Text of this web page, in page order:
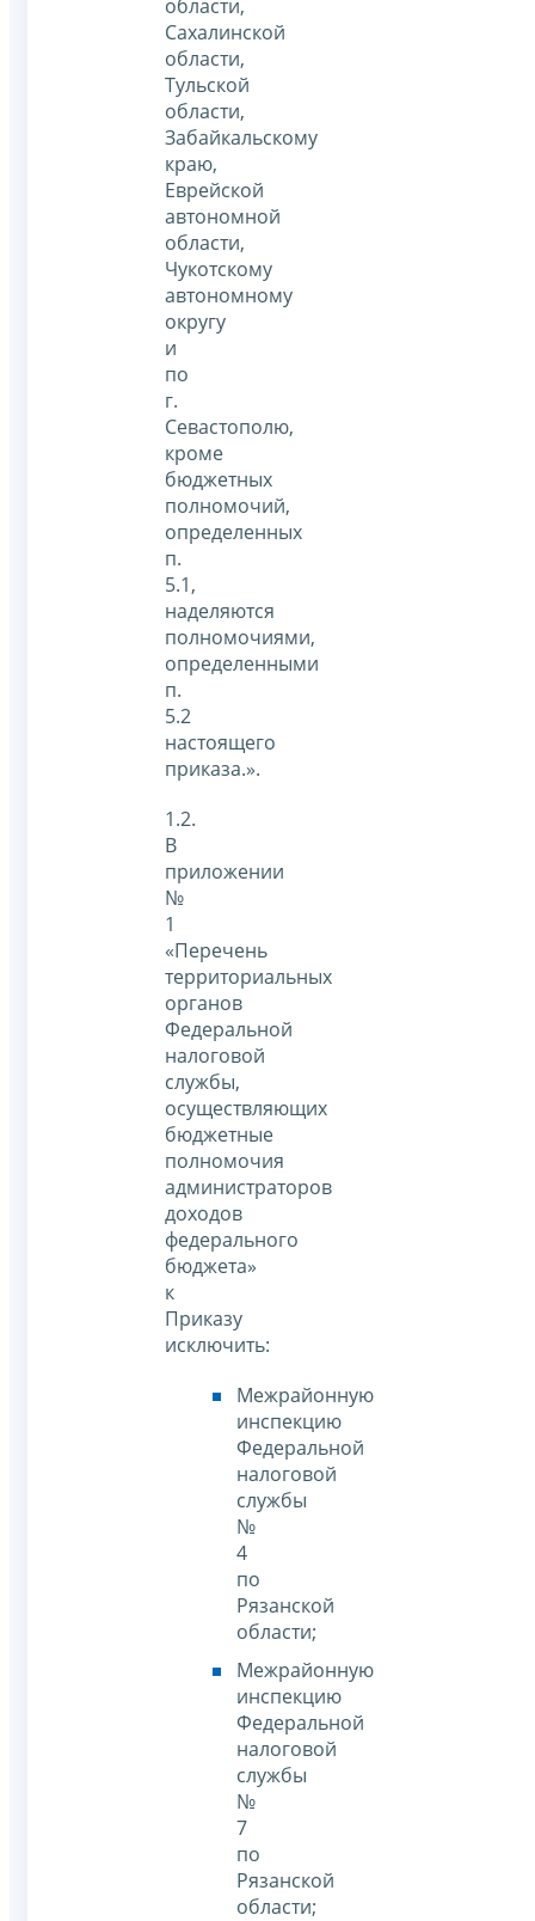
области,
Сахалинской
области,
Тульской
области,
Забайкальскому
краю,
Еврейской
автономной
области,
Чукотскому
автономному
округу
и
по
г.
Севастополю,
кроме
бюджетных
полномочий,
определенных
п.
5.1,
наделяются
полномочиями,
определенными
п.
5.2
настоящего
приказа.».
1.2.
В
приложении
№
1
«Перечень
территориальных
органов
Федеральной
налоговой
службы,
осуществляющих
бюджетные
полномочия
администраторов
доходов
федерального
бюджета»
к
Приказу
исключить:
Межрайонную
инспекцию
Федеральной
налоговой
службы
№
4
по
Рязанской
области;
Межрайонную
инспекцию
Федеральной
налоговой
службы
№
7
по
Рязанской
области;